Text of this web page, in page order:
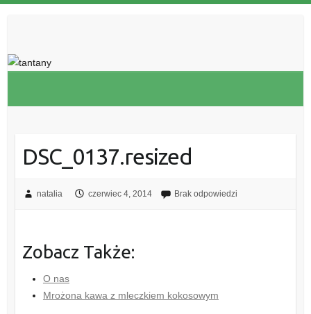
DSC_0137.resized
natalia czerwiec 4, 2014 Brak odpowiedzi
Zobacz Także:
O nas
Mrożona kawa z mleczkiem kokosowym